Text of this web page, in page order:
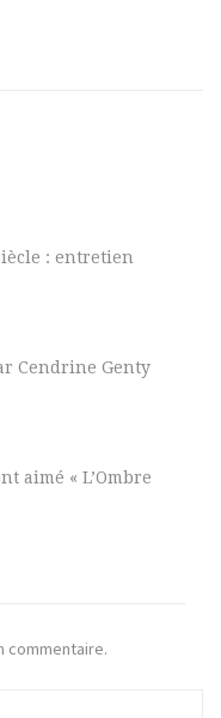
: entretien
Cendrine Genty
aimé « L’Ombre
commentaire.